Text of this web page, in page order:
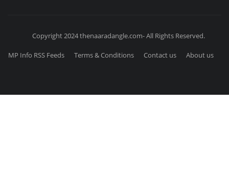
Copyright 2024 thenaaradangle.com- All Rights Reserved.
MP Info RSS Feeds Terms & Conditions Contact us About us